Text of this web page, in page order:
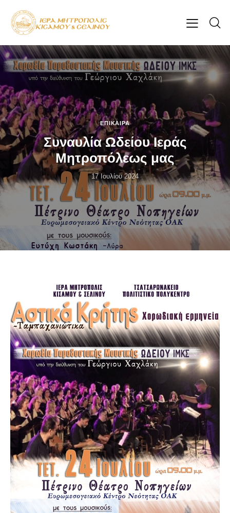
ΕΠΊΚΑΙΡΑ
Συναυλία Ωδείου Ιεράς
Μητροπόλεως μας
17 Ιουλίου 2024